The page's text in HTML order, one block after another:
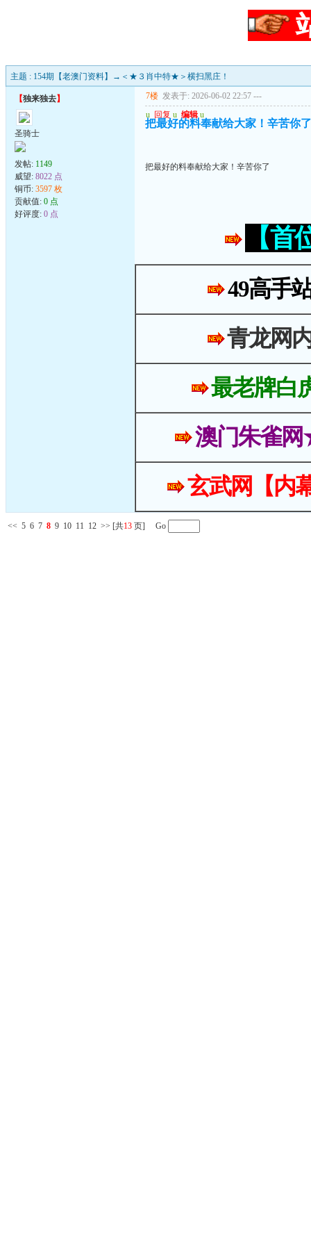
主题 : 154期【老澳门资料】→＜★３肖中特★＞横扫黑庄！
【独来独去】
圣骑士
发帖: 1149
威望: 8022 点
铜币: 3597 枚
贡献值: 0 点
好评度: 0 点
7楼 发表于: 2026-06-02 22:57 ---
u 回复 u 编辑 u
把最好的料奉献给大家！辛苦你了
把最好的料奉献给大家！辛苦你了
【
49高手
青龙网
最老牌白
澳门朱雀
玄武网【内
<< 5 6 7 8 9 10 11 12 >> [共13 页] Go